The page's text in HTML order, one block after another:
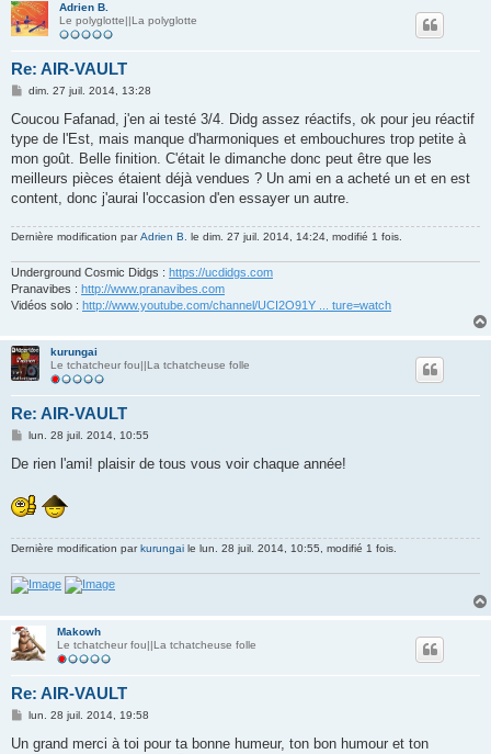
Adrien B.
Le polyglotte||La polyglotte
Re: AIR-VAULT
M
s
a
g
dim. 27 juil. 2014, 13:28
Coucou Fafanad, j'en ai testé 3/4. Didg assez réactifs, ok pour jeu réactif
type de l'Est, mais manque d'harmoniques et embouchures trop petite à
mon goût. Belle finition. C'était le dimanche donc peut être que les
meilleurs pièces étaient déjà vendues ? Un ami en a acheté un et en est
content, donc j'aurai l'occasion d'en essayer un autre.
Dernière modification parAdrien B. le dim. 27 juil. 2014, 14:24, modifié 1 fois.
Underground Cosmic Didgs : https://ucdidgs.com
Pranavibes : http://www.pranavibes.com
Vidéos solo : http://www.youtube.com/channel/UCI2O91Y ... ture=watch
kurungai
Le tchatcheur fou||La tchatcheuse folle
Re: AIR-VAULT
M
s
g
e
lun. 28 juil. 2014, 10:55
De rien l'ami! plaisir de tous vous voir chaque année!
Dernière modification parkurungai le lun. 28 juil. 2014, 10:55, modifié 1 fois.
Makowh
Le tchatcheur fou||La tchatcheuse folle
Re: AIR-VAULT
M
s
lun. 28 juil. 2014, 19:58
Un grand merci à toi pour ta bonne humeur, ton bon humour et ton